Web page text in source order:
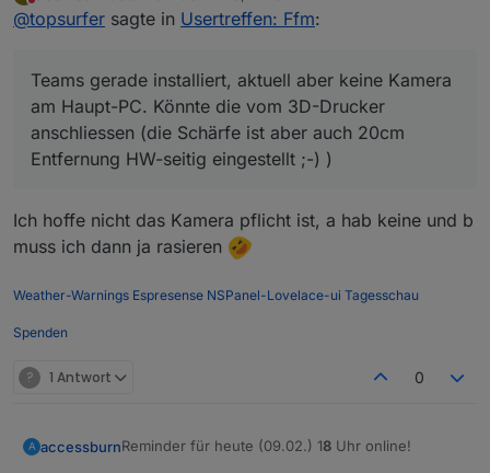
beim realen Treffen) teilnehmen wollen.
dazuzuschalten....
Wenn jemand mir den Einladung-Link zusenden
würde, thx!
am Haupt-PC. Könnte die vom 3D-Drucker
Nicht störenzuletzt editiert von
@topsurfer sagte in Usertreffen: Ffm:
Teams gerade installiert, aktuell aber keine Kamera
am Haupt-PC. Könnte die vom 3D-Drucker
anschliessen (die Schärfe ist aber auch 20cm
Entfernung HW-seitig eingestellt ;-) )
Ich hoffe nicht das Kamera pflicht ist, a hab keine und b
muss ich dann ja rasieren
Weather-Warnings Espresense NSPanel-Lovelace-ui Tagesschau
Spenden
? 1 Antwort 0
A accessburnReminder für heute (09.02.) 18 Uhr online!